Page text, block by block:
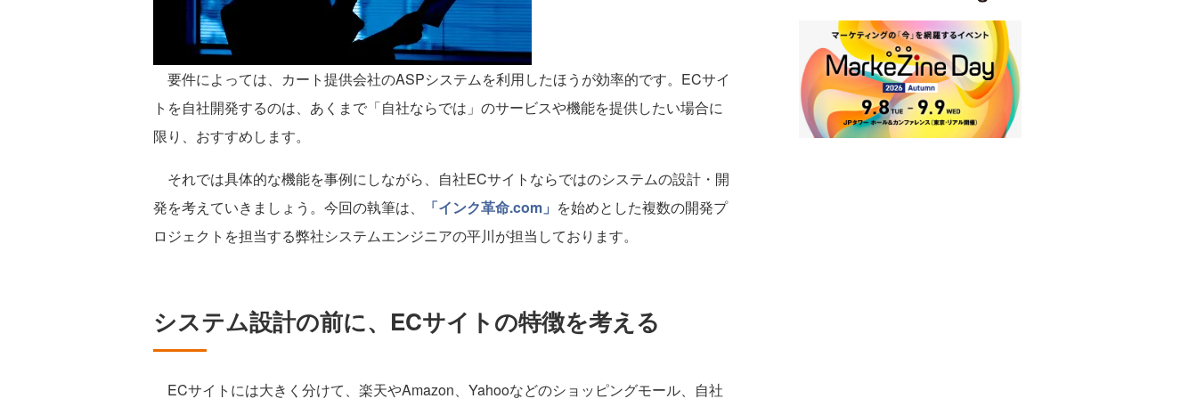
要件によっては、カート提供会社のASPシステムを利用したほうが効率的です。ECサイ
トを自社開発するのは、あくまで「自社ならでは」のサービスや機能を提供したい場合に
限り、おすすめします。
それでは具体的な機能を事例にしながら、自社ECサイトならではのシステムの設計・開
発を考えていきましょう。今回の執筆は、
「インク革命.com」 を始めとした複数の開発プ
ロジェクトを担当する弊社システムエンジニアの平川が担当しております。
システム設計の前に、ECサイトの特徴を考える
ECサイトには大きく分けて、楽天やAmazon、Yahooなどのショッピングモール、自社